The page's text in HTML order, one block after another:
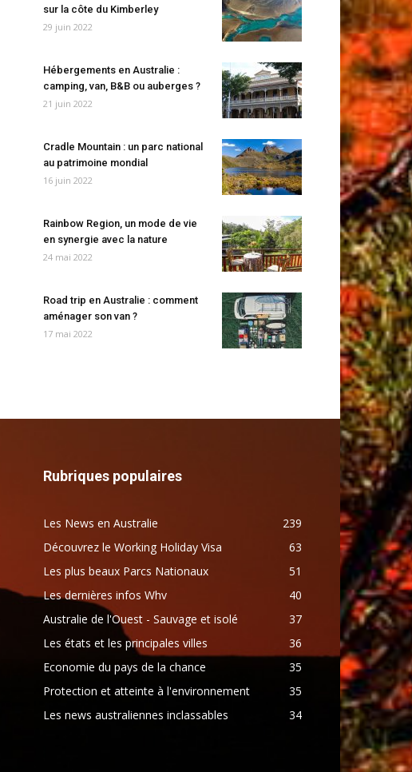
sur la côte du Kimberley
29 juin 2022
Hébergements en Australie :
camping, van, B&B ou auberges ?
21 juin 2022
Cradle Mountain : un parc national
au patrimoine mondial
16 juin 2022
Rainbow Region, un mode de vie
en synergie avec la nature
24 mai 2022
Road trip en Australie : comment
aménager son van ?
17 mai 2022
Rubriques populaires
Les News en Australie
239
Découvrez le Working Holiday Visa
63
Les plus beaux Parcs Nationaux
51
Les dernières infos Whv
40
Australie de l'Ouest - Sauvage et isolé
37
Les états et les principales villes
36
Economie du pays de la chance
35
Protection et atteinte à l'environnement
35
Les news australiennes inclassables
34